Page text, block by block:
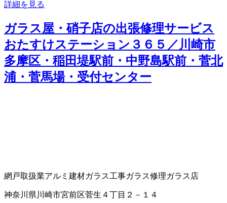
詳細を見る
ガラス屋・硝子店の出張修理サービス
おたすけステーション３６５／川崎市
多摩区・稲田堤駅前・中野島駅前・菅北
浦・菅馬場・受付センター
網戸取扱業アルミ建材ガラス工事ガラス修理ガラス店
神奈川県川崎市宮前区菅生４丁目２－１４